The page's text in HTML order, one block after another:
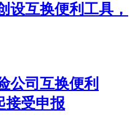
设互换便利工具，
公司互换便利
接受申报